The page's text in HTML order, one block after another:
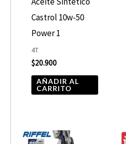
Castrol 10w-50
Power 1
4T
$20.900
AÑADIR AL
CARRITO